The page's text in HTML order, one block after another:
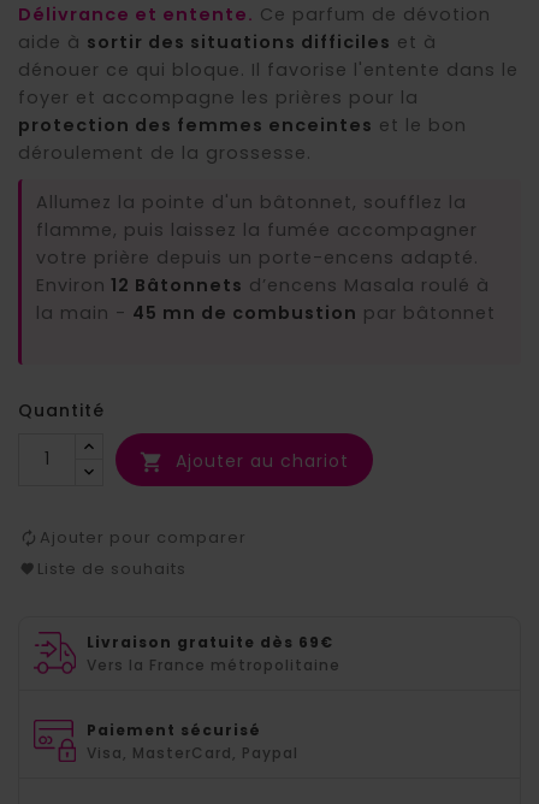
Délivrance et entente. Ce parfum de dévotion
aide à sortir des situations difficiles et à
dénouer ce qui bloque. Il favorise l'entente dans le
foyer et accompagne les prières pour la
protection des femmes enceintes et le bon
déroulement de la grossesse.
Allumez la pointe d'un bâtonnet, soufflez la
flamme, puis laissez la fumée accompagner
votre prière depuis un porte-encens adapté.
Environ 12 Bâtonnets d’encens Masala roulé à
la main - 45 mn de combustion par bâtonnet
Quantité
 Ajouter au chariot
Ajouter pour comparer
Liste de souhaits
Livraison gratuite dès 69€
Vers la France métropolitaine
Paiement sécurisé
Visa, MasterCard, Paypal